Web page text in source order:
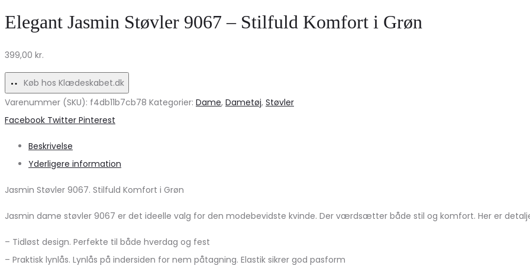
–
Elegante
kvinder
Elegant Jasmin Støvler 9067 – Stilfuld Komfort i Grøn
399,00 kr.
Køb hos Klædeskabet.dk
Varenummer (SKU): f4db11b7cb78 Kategorier: Dame, Dametøj, Støvler
Share
Facebook Twitter Pinterest
Beskrivelse
Yderligere information
Jasmin Støvler 9067. Stilfuld Komfort i Grøn
Jasmin dame støvler 9067 er det ideelle valg for den modebevidste kvinde. Der værdsætter både stil og komfort. Her er
– Tidløst design. Perfekte til både hverdag og fest
– Praktisk lynlås. Lynlås på indersiden for nem påtagning. Elastik sikrer god pasform